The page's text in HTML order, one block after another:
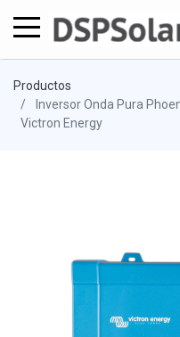
Productos
Inversor Onda Pura
Victron Energy